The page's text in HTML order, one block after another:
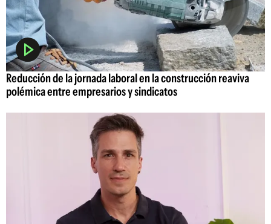
Reducción de la jornada laboral en la construcción reaviva
polémica entre empresarios y sindicatos